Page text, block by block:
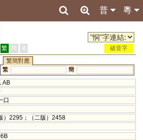
粵
普
繁 簡 港
破音字
繁簡對應
繁
簡
AB
口
）2295；（二版）2458